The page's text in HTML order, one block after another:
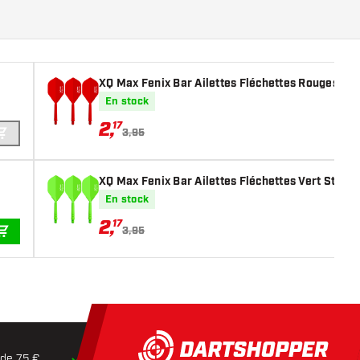
AJOUTER AU PANIER
AJOUTER AU PANIER
XQ Max Fenix Bar Ailettes Fléchettes Rouges
En stock
2,17
3,95
XQ Max Fenix Bar Ailettes Fléchettes Vert
En stock
2,17
3,95